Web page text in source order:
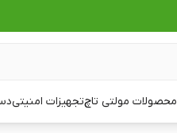
محصولات مولتی تاچتجهیزات امنیتی